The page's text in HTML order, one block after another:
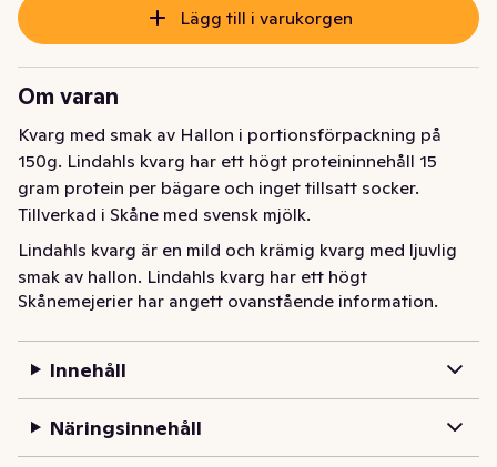
Lägg till i varukorgen
Om varan
Kvarg med smak av Hallon i portionsförpackning på
150g. Lindahls kvarg har ett högt proteininnehåll 15
gram protein per bägare och inget tillsatt socker.
Tillverkad i Skåne med svensk mjölk.
Lindahls kvarg är en mild och krämig kvarg med ljuvlig
smak av hallon. Lindahls kvarg har ett högt
proteininnehåll, låg fetthalt och innehåller inget tillsatt
mellanmål eller bara när du vill ha något gott och
mjölk.
Skånemejerier har angett ovanstående information.
Innehåll
Näringsinnehåll